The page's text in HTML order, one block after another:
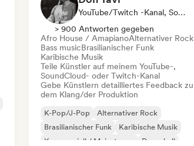
YouTube/Twitch -Kanal, Social Media Influencer
> 900 Antworten gegeben
Afro House / AmapianoAlternativer Rock
Bass musicBrasilianischer Funk
Karibische Musik
Teile Künstler auf meinem YouTube-,
SoundCloud- oder Twitch-Kanal
Gebe Künstlern detailliertes Feedback zu
dem Klang/der Produktion
K-Pop/J-Pop
Alternativer Rock
Brasilianischer Funk
Karibische Musik
Kommerziell / Mainstream
Dancehall